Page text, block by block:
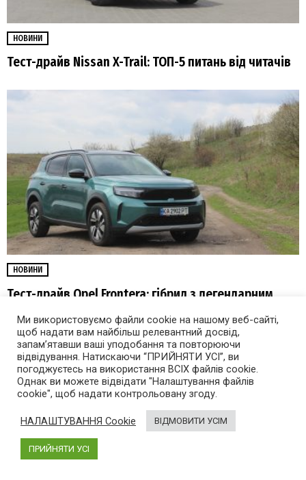
НОВИНИ
Тест-драйв Nissan X-Trail: ТОП-5 питань від читачів
НОВИНИ
Тест-драйв Opel Frontera: гібрид з легендарним
Ми використовуємо файли cookie на нашому веб-сайті,
щоб надати вам найбільш релевантний досвід,
запам’ятавши ваші уподобання та повторюючи
відвідування. Натискаючи “ПРИЙНЯТИ УСІ”, ви
погоджуєтесь на використання ВСІХ файлів cookie.
Однак ви можете відвідати "Налаштування файлів
cookie", щоб надати контрольовану згоду.
НАЛАШТУВАННЯ Cookie ВІДМОВИТИ УСІМ
ПРИЙНЯТИ УСІ